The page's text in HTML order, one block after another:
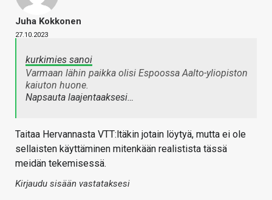
Juha Kokkonen
27.10.2023
kurkimies sanoi
Varmaan lähin paikka olisi Espoossa Aalto-yliopiston
kaiuton huone.
Napsauta laajentaaksesi…
Taitaa Hervannasta VTT:ltäkin jotain löytyä, mutta ei ole
sellaisten käyttäminen mitenkään realistista tässä
meidän tekemisessä.
Kirjaudu sisään vastataksesi